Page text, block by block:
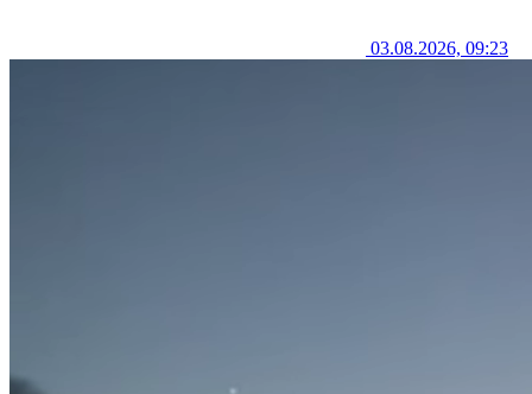
03.08.2026, 09:23